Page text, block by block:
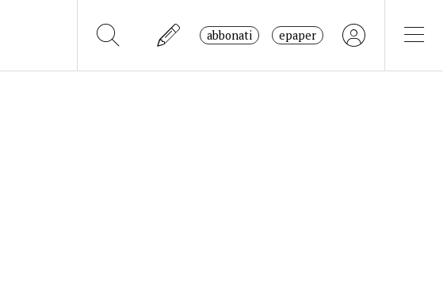
abbonati epaper